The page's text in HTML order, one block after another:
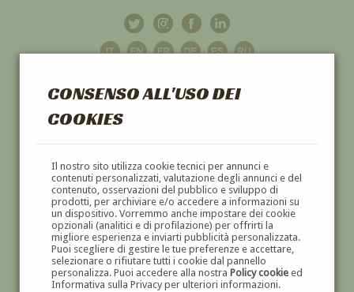
CONSENSO ALL'USO DEI
COOKIES
Il nostro sito utilizza cookie tecnici per annunci e
contenuti personalizzati, valutazione degli annunci e del
contenuto, osservazioni del pubblico e sviluppo di
prodotti, per archiviare e/o accedere a informazioni su
un dispositivo. Vorremmo anche impostare dei cookie
opzionali (analitici e di profilazione) per offrirti la
migliore esperienza e inviarti pubblicità personalizzata.
Puoi scegliere di gestire le tue preferenze e accettare,
selezionare o rifiutare tutti i cookie dal pannello
personalizza. Puoi accedere alla nostra Policy cookieed
Informativa sulla Privacy per ulteriori informazioni.
GALLERIAD'ARTE
DIPINTI E SCULTURE '800 E '900